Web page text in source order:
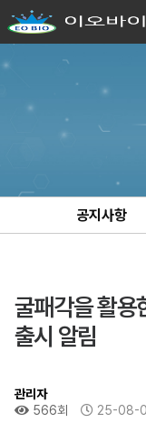
공지사항
굴패각을 활용
출시 알림
관리자
566회
25-08-